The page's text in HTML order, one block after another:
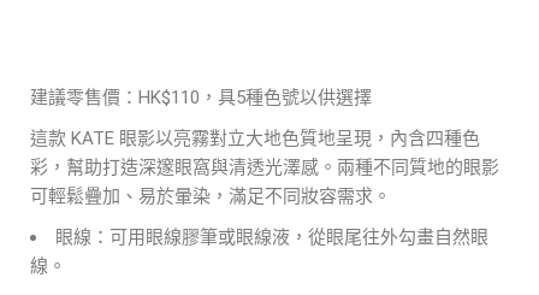
建議零售價：HK$110，具5種色號以供選擇
這款 KATE 眼影以亮霧對立大地色質地呈現，內含四種色
彩，幫助打造深邃眼窩與清透光澤感。兩種不同質地的眼影
可輕鬆疊加、易於暈染，滿足不同妝容需求。
眼線：可用眼線膠筆或眼線液，從眼尾往外勾畫自然眼
線。